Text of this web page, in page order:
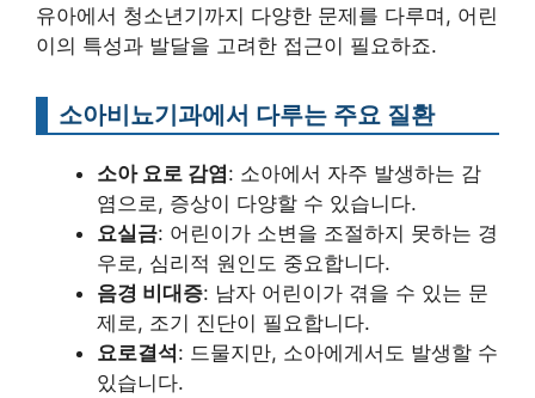
유아에서 청소년기까지 다양한 문제를 다루며, 어린
이의 특성과 발달을 고려한 접근이 필요하죠.
소아비뇨기과에서 다루는 주요 질환
소아 요로 감염: 소아에서 자주 발생하는 감
염으로, 증상이 다양할 수 있습니다.
요실금: 어린이가 소변을 조절하지 못하는 경
우로, 심리적 원인도 중요합니다.
음경 비대증: 남자 어린이가 겪을 수 있는 문
제로, 조기 진단이 필요합니다.
요로결석 : 드물지만, 소아에게서도 발생할 수
있습니다.